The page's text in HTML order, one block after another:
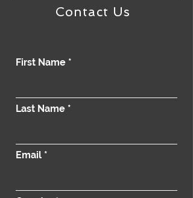
Contact Us
First Name
Last Name
Email